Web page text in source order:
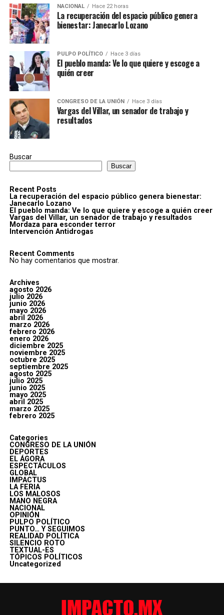
NACIONAL Hace 22 horas
La recuperación del espacio público genera
bienestar: Janecarlo Lozano
PULPO POLÍTICO Hace 3 días
El pueblo manda: Ve lo que quiere y escoge a
quién creer
CONGRESO DE LA UNIÓN Hace 3 días
Vargas del Villar, un senador de trabajo y
resultados
Buscar
Buscar
Recent Posts
La recuperación del espacio público genera bienestar:
Janecarlo Lozano
El pueblo manda: Ve lo que quiere y escoge a quién creer
Vargas del Villar, un senador de trabajo y resultados
Mordaza para esconder terror
Intervención Antidrogas
Recent Comments
No hay comentarios que mostrar.
Archives
agosto 2026
julio 2026
junio 2026
mayo 2026
abril 2026
marzo 2026
febrero 2026
enero 2026
diciembre 2025
noviembre 2025
octubre 2025
septiembre 2025
agosto 2025
julio 2025
junio 2025
mayo 2025
abril 2025
marzo 2025
febrero 2025
Categories
CONGRESO DE LA UNIÓN
DEPORTES
EL ÁGORA
ESPECTÁCULOS
GLOBAL
IMPACTUS
LA FERIA
LOS MALOSOS
MANO NEGRA
NACIONAL
OPINIÓN
PULPO POLÍTICO
PUNTO… Y SEGUIMOS
REALIDAD POLÍTICA
SILENCIO ROTO
TEXTUAL-ES
TÓPICOS POLÍTICOS
Uncategorized